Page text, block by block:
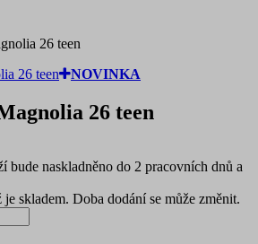
26 teen
NOVINKA
26 teen
bude naskladněno do 2 pracovních dnů a
skladem. Doba dodání se může změnit.